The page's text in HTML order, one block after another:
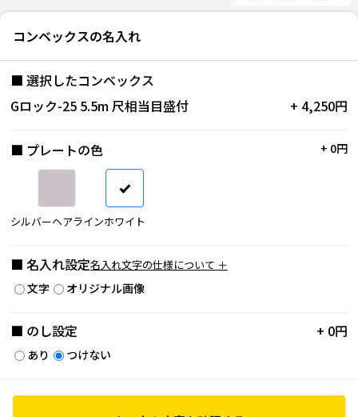
コンベックスの名入れ
■ 選択したコンベックス
Gロック-25 5.5m 尺相当目盛付
+ 4,250円
■ プレートの色 + 0円
シルバーヘアラインホワイト
■ 名入れ設定名入れ文字の仕様について ＋
文字 オリジナル画像
■ のし設定 + 0円
あり つけない